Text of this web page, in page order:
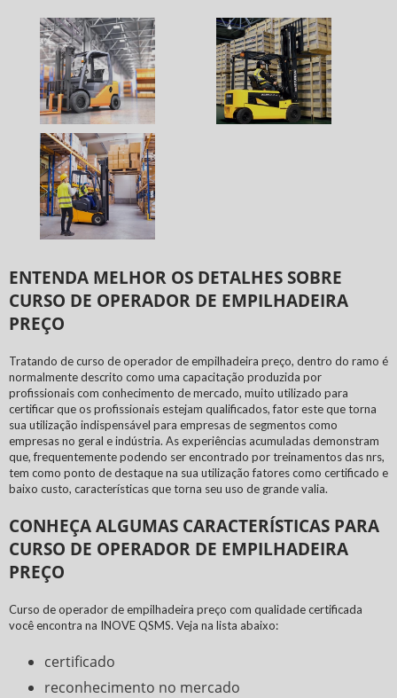
ENTENDA MELHOR OS DETALHES SOBRE
CURSO DE OPERADOR DE EMPILHADEIRA
PREÇO
Tratando decurso de operador de empilhadeira preço, dentro do ramo é
normalmente descrito como uma capacitação produzida por
profissionais com conhecimento de mercado, muito utilizado para
certificar que os profissionais estejam qualificados, fator este que torna
sua utilização indispensável para empresas de segmentos como
empresas no geral e indústria. As experiências acumuladas demonstram
que, frequentemente podendo ser encontrado por treinamentos das nrs,
tem como ponto de destaque na sua utilização fatores como certificado e
baixo custo, características que torna seu uso de grande valia.
CONHEÇA ALGUMAS CARACTERÍSTICAS PARA
CURSO DE OPERADOR DE EMPILHADEIRA
PREÇO
Curso de operador de empilhadeira preço com qualidade certificada
você encontra na INOVE QSMS. Veja na lista abaixo:
certificado
reconhecimento no mercado